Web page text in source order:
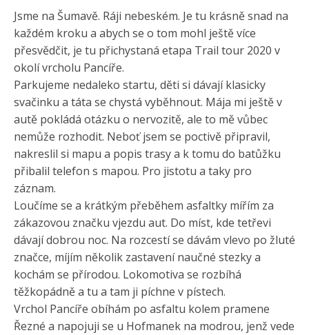
Jsme na Šumavě. Ráji nebeském. Je tu krásně snad na
každém kroku a abych se o tom mohl ještě více
přesvědčit, je tu přichystaná etapa Trail tour 2020 v
okolí vrcholu Pancíře.
Parkujeme nedaleko startu, děti si dávají klasicky
svačinku a táta se chystá vyběhnout. Mája mi ještě v
autě pokládá otázku o nervozitě, ale to mě vůbec
nemůže rozhodit. Neboť jsem se poctivě připravil,
nakreslil si mapu a popis trasy a k tomu do batůžku
přibalil telefon s mapou. Pro jistotu a taky pro
záznam.
Loučíme se a krátkým přeběhem asfaltky mířím za
zákazovou značku vjezdu aut. Do míst, kde tetřevi
dávají dobrou noc. Na rozcestí se dávám vlevo po žluté
značce, míjím několik zastavení naučné stezky a
kochám se přírodou. Lokomotiva se rozbíhá
těžkopádně a tu a tam ji píchne v pístech.
Vrchol Pancíře obíhám po asfaltu kolem pramene
Řezné a napojuji se u Hofmanek na modrou, jenž vede